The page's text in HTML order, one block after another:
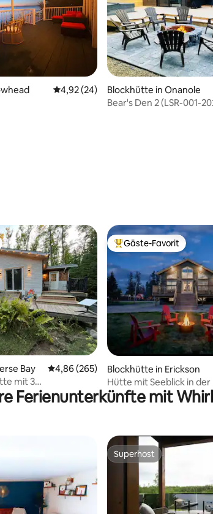
von 5, 119 Bewertungen
Durchschnittliche Bewertung: 4,92
4,92 (24)
Blockhütte in Onanole
Bear's Den 2 (LSR-001-
5 von 5, 6 Bewertungen
Bay Durchschnittliche Bewertung: 4,86
4,86 (265)
mit 3
Whirlpool
Beliebter Gäste-Favorit.
Gäste-Favorit
Blockhütte in Erickson
Hütte mit Seeblick in der
Lake | Whirlpool &
Ferienunterkünfte mit
Superhost
Superhost